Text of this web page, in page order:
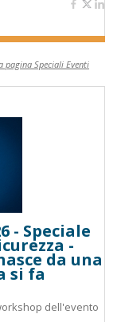
pagina Speciali Eventi
- Speciale
-
da una
si fa
dell'evento